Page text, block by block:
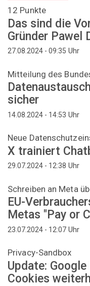
12 Punkte
Das sind die
Gründer Pawel
27.08.2024 - 09:35 Uhr
Mitteilung des
sicher
14.08.2024 - 14:53 Uhr
Neue
X trainiert
29.07.2024 - 12:38 Uhr
Schreiben an Meta
EU-
Metas "Pay or
23.07.2024 - 12:07 Uhr
Privacy-Sandbox
Update:
Cookies